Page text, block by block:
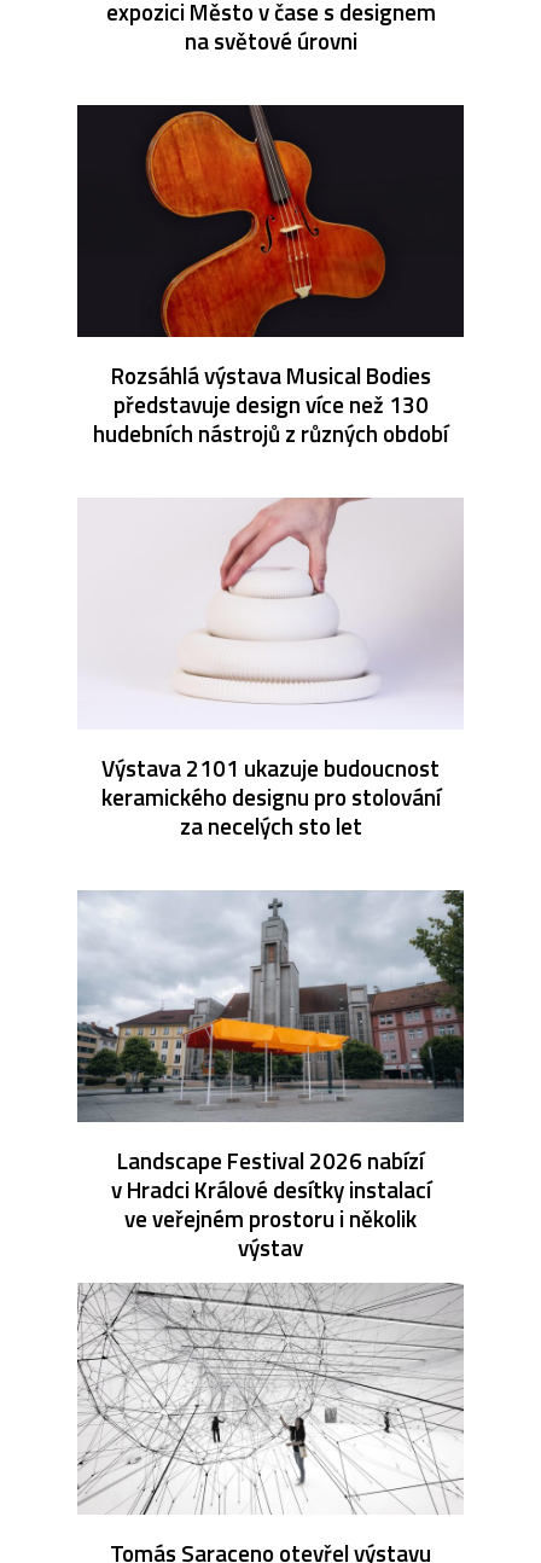
expozici Město v čase s designem
na světové úrovni
Rozsáhlá výstava Musical Bodies
představuje design více než 130
hudebních nástrojů z různých období
Výstava 2101 ukazuje budoucnost
keramického designu pro stolování
za necelých sto let
Landscape Festival 2026 nabízí
v Hradci Králové desítky instalací
ve veřejném prostoru i několik
výstav
Tomás Saraceno otevřel výstavu